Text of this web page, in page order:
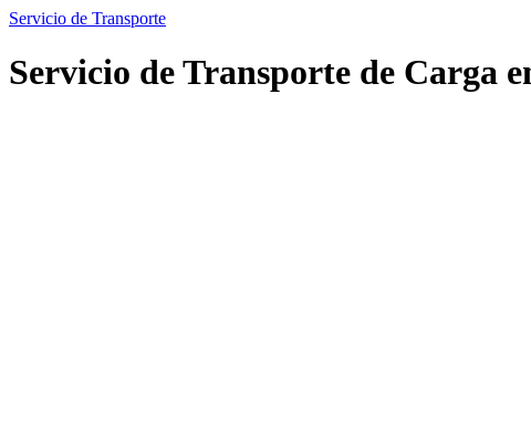
Servicio de Transporte
Servicio de Transporte de Carga